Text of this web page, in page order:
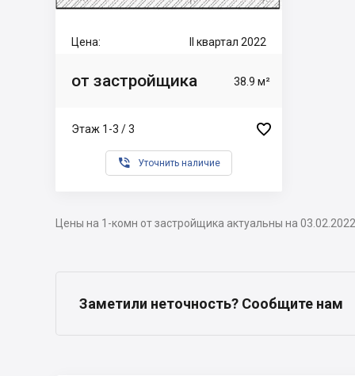
Цена: II квартал 2022
от застройщика 38.9 м²
Этаж 1-3 / 3 
 Уточнить наличие
Цены на 1-комн от застройщика актуальны на 03.02.2022
Заметили неточность? Сообщите нам